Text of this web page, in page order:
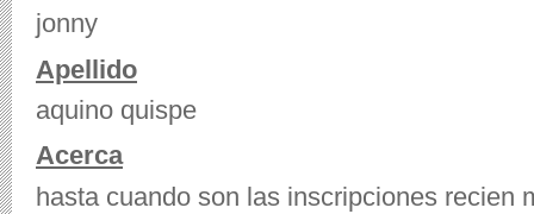
jonny
Apellido
aquino quispe
Acerca
hasta cuando son las inscripciones recien